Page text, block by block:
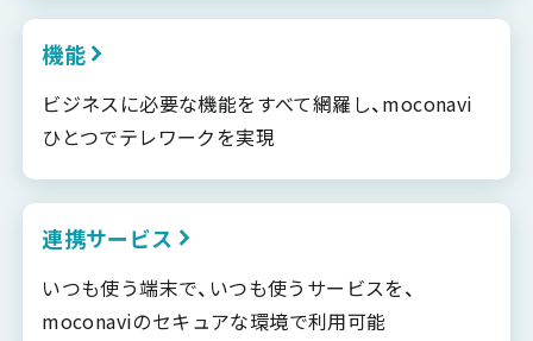
機能
ビジネスに必要な機能をすべて網羅し、moconavi
ひとつでテレワークを実現
連携サービス
いつも使う端末で、いつも使うサービスを、
moconaviのセキュアな環境で利用可能